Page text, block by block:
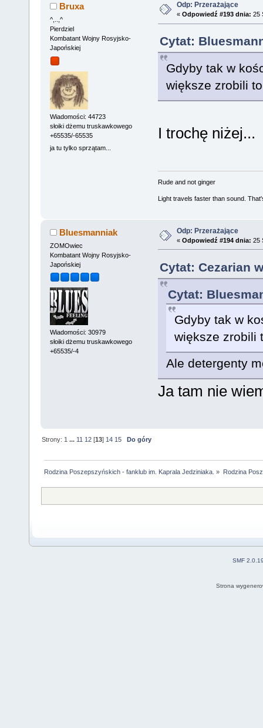
Bruxa
^,..,^
Pierdziel
Kombatant Wojny Rosyjsko-
Japońskiej
Wiadomości: 44723
słoiki dżemu truskawkowego
+65535/-65535
ja tu tylko sprzątam...
Odp: Przerażające
« Odpowiedź #193 dnia: 25
Cytat:
Gdyby tak w
większe zrobili
I trochę niżej...
Rude and not ginger
Light travels faster than sound.
Bluesmanniak
ZOMOwiec
Kombatant Wojny Rosyjsko-
Japońskiej
Wiadomości: 30979
słoiki dżemu truskawkowego
+65535/-4
Odp: Przerażające
« Odpowiedź #194 dnia: 25
Cytat: Cezarian
Cytat:
Gdyby tak w
większe zrobili
Ale detergenty
Ja tam nie
Strony: 1 ... 11 12 [13] 14 15 Do góry
Rodzina Poszepszyńskich - fanklub im. Kaprala Jedziniaka. » Rodzina
SMF
Strona